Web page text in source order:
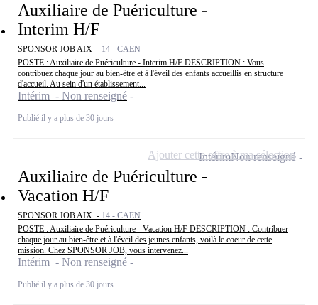
Auxiliaire de Puériculture -
Interim H/F
SPONSOR JOB AIX - 14 - CAEN
POSTE : Auxiliaire de Puériculture - Interim H/F DESCRIPTION : Vous
contribuez chaque jour au bien-être et à l'éveil des enfants accueillis en structure
d'accueil. Au sein d'un établissement...
Intérim - Non renseigné
Publié il y a plus de 30 jours
Auxiliaire de Puériculture -
Vacation H/F
SPONSOR JOB AIX - 14 - CAEN
POSTE : Auxiliaire de Puériculture - Vacation H/F DESCRIPTION : Contribuer
chaque jour au bien-être et à l'éveil des jeunes enfants, voilà le coeur de cette
mission. Chez SPONSOR JOB, vous intervenez...
Intérim - Non renseigné
Publié il y a plus de 30 jours
IntérimNon renseigné
Ajouter cette offre à ma sélection